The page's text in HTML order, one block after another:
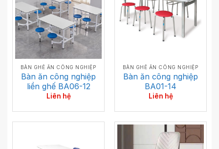
BÀN GHẾ ĂN CÔNG NGHIỆP
Bàn ăn công nghiệp
liền ghế BA06-12
Liên hệ
BÀN GHẾ ĂN CÔNG NGHIỆP
Bàn ăn công nghiệp
BA01-14
Liên hệ